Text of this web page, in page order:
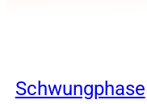
Schwungphase